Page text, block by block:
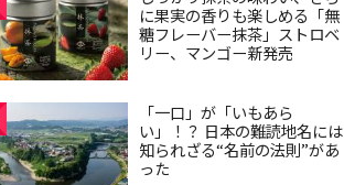
に果実の香りも楽しめる「無
糖フレーバー抹茶」ストロベ
リー、マンゴー新発売
「一口」が「いもあら
い」！？ 日本の難読地名には
知られざる“名前の法則”があ
った